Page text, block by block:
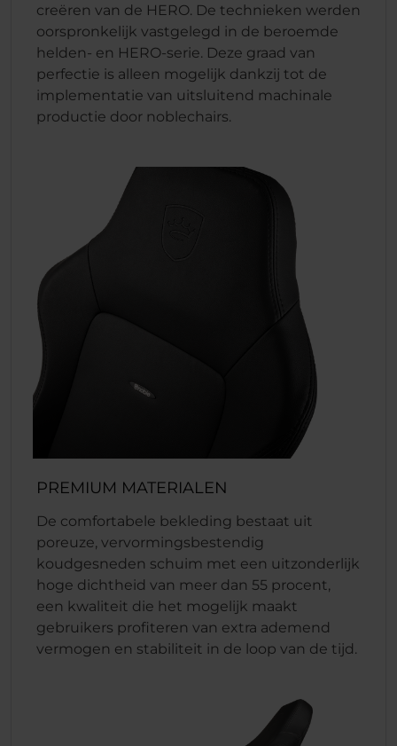
creëren van de HERO. De technieken werden
oorspronkelijk vastgelegd in de beroemde
helden- en HERO-serie. Deze graad van
perfectie is alleen mogelijk dankzij tot de
implementatie van uitsluitend machinale
productie door noblechairs.
PREMIUM MATERIALEN
De comfortabele bekleding bestaat uit
poreuze, vervormingsbestendig
koudgesneden schuim met een uitzonderlijk
hoge dichtheid van meer dan 55 procent,
een kwaliteit die het mogelijk maakt
gebruikers profiteren van extra ademend
vermogen en stabiliteit in de loop van de tijd.